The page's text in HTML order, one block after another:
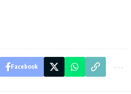
Facebook